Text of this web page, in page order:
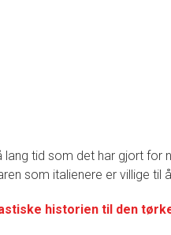
lang tid som det har gjort for
som italienere er villige til
historien til den